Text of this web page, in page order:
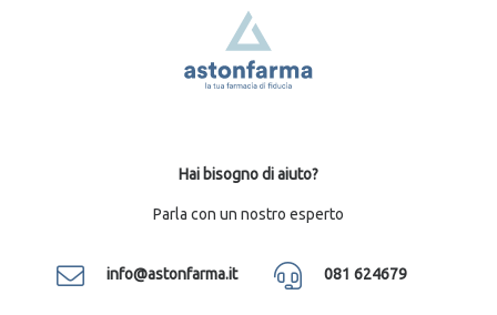
Hai bisogno di aiuto?
Parla con un nostro esperto
info@astonfarma.it 081 624679